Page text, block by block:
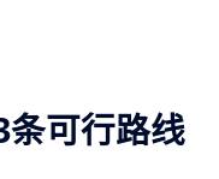
可行路线